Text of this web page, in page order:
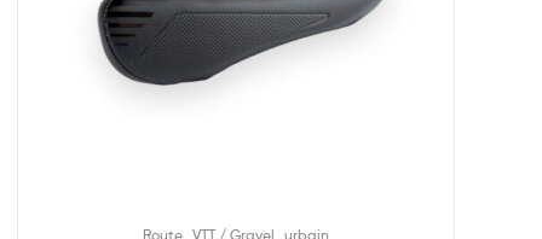
Route VTT / Gravel urbain